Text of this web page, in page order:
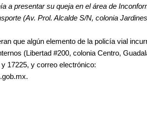
a presentar su queja en el área de
(Av. Prol. Alcalde S/N, colonia
que algún elemento de la policía vial
(Libertad #200, colonia Centro,
17225, y correo electrónico:
.